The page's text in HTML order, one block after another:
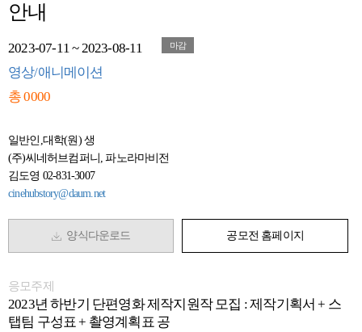
안내
2023-07-11 ~ 2023-08-11 마감
영상/애니메이션
총 0000
일반인,대학(원) 생
(주)씨네허브컴퍼니, 파노라마비전
김도영 02-831-3007
cinehubstory@daum.net
양식다운로드 공모전 홈페이지
응모주제
2023년 하반기 단편영화 제작지원작 모집 : 제작기획서 + 스
탭팀 구성표 + 촬영계획표 공